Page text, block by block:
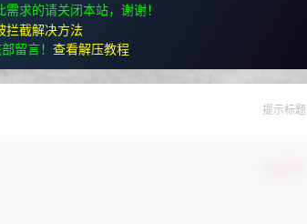
求的请关闭本站，谢谢！
拦截解决方法
留言！ 查看解压教程
提示标题